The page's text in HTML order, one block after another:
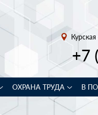
+7
ОХРАНА ТРУДА В